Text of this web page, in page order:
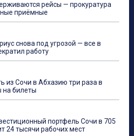
рейсы — прокуратура
приёмные
снова под угрозой — все в
работу
из Сочи в Абхазию три раза в
на билеты
портфель Сочи в 705
24 тысячи рабочих мест